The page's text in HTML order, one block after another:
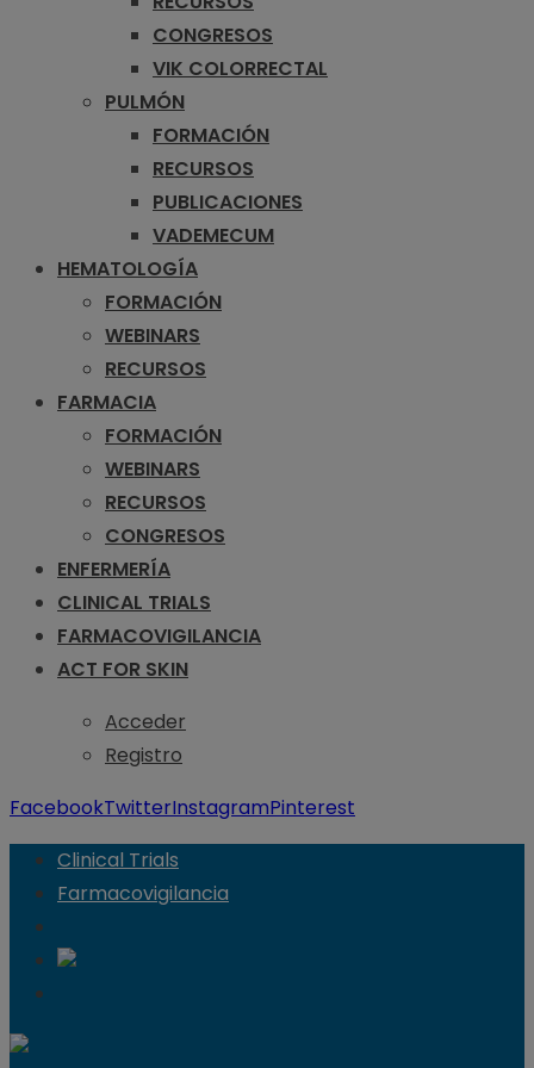
CONGRESOS
VIK COLORRECTAL
PULMÓN
FORMACIÓN
RECURSOS
PUBLICACIONES
VADEMECUM
HEMATOLOGÍA
FORMACIÓN
WEBINARS
RECURSOS
FARMACIA
FORMACIÓN
WEBINARS
RECURSOS
CONGRESOS
ENFERMERÍA
CLINICAL TRIALS
FARMACOVIGILANCIA
ACT FOR SKIN
Acceder
Registro
FacebookTwitterInstagramPinterest
Clinical Trials
Farmacovigilancia